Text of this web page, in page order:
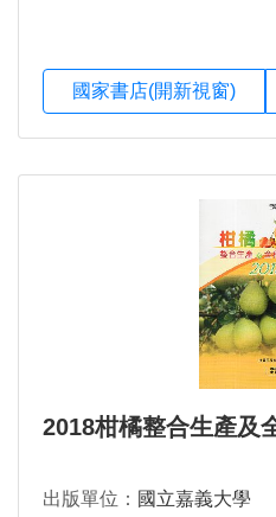
國家書店(開新視窗)
2018柑橘整合生產及
出版單位： 國立嘉義大學